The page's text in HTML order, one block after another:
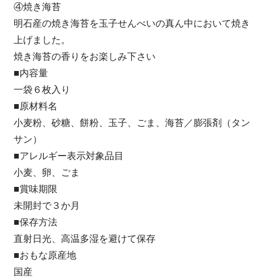
④焼き海苔
明石産の焼き海苔を玉子せんべいの真ん中において焼き
上げました。
焼き海苔の香りをお楽しみ下さい
■内容量
一袋６枚入り
■原材料名
小麦粉、砂糖、餅粉、玉子、ごま、海苔／膨張剤（タン
サン）
■アレルギー表示対象品目
小麦、卵、ごま
■賞味期限
未開封で３か月
■保存方法
直射日光、高温多湿を避けて保存
■おもな原産地
国産